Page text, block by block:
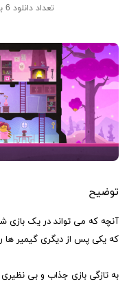
تعداد دانلود 6
توضیح
آنچه که می تواند در یک بازی
که یکی پس از دیگری گیمیر